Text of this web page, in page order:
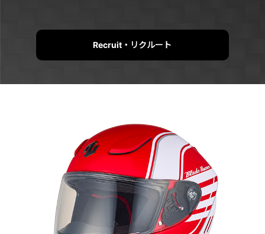
Recruit・リクルート